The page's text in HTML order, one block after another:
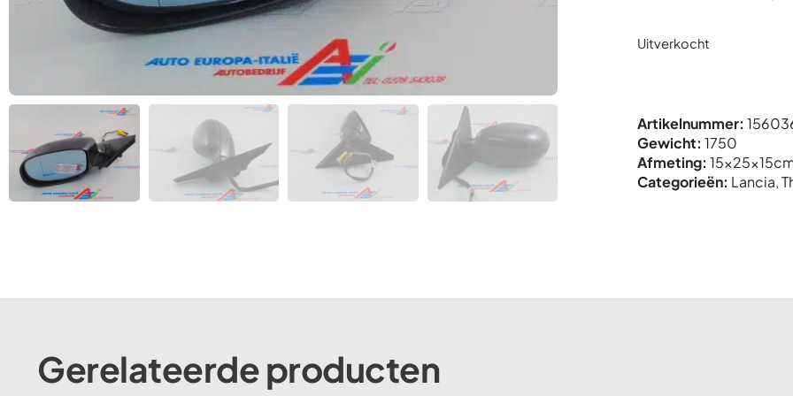
Uitverkocht
Artikelnummer:
Gewicht: 1750
Afmeting: 15x25x
Categorieën: Lancia,
Gerelateerde producten